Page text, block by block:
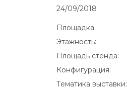
24/09/2018
Площадка:
Этажность:
Площадь стенда:
Конфигурация:
Тематика выставки: